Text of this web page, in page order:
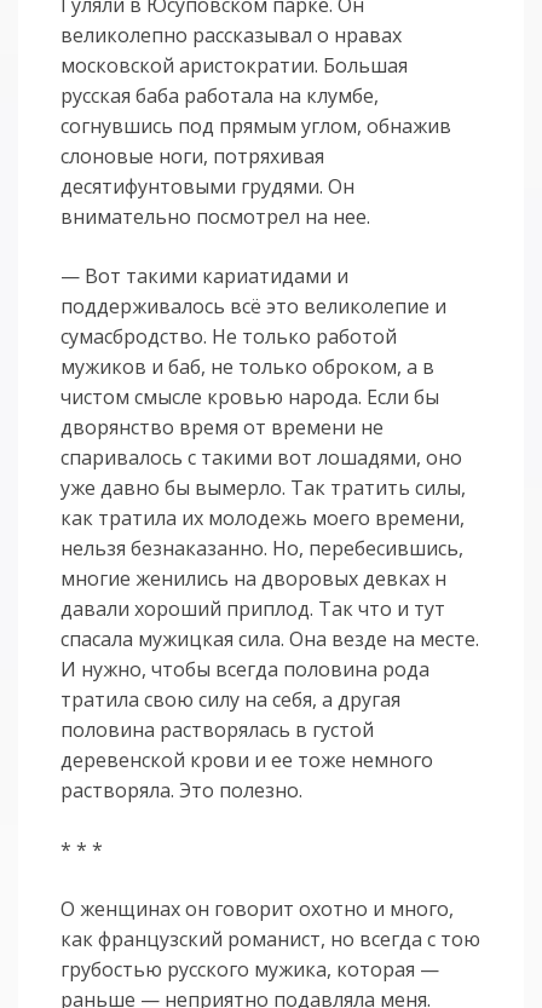
великолепно рассказывал о нравах
московской аристократии. Большая
русская баба работала на клумбе,
согнувшись под прямым углом, обнажив
слоновые ноги, потряхивая
десятифунтовыми грудями. Он
внимательно посмотрел на нее.
— Вот такими кариатидами и
поддерживалось всё это великолепие и
сумасбродство. Не только работой
мужиков и баб, не только оброком, а в
чистом смысле кровью народа. Если бы
дворянство время от времени не
спаривалось с такими вот лошадями, оно
уже давно бы вымерло. Так тратить силы,
как тратила их молодежь моего времени,
нельзя безнаказанно. Но, перебесившись,
многие женились на дворовых девках н
давали хороший приплод. Так что и тут
спасала мужицкая сила. Она везде на месте.
И нужно, чтобы всегда половина рода
тратила свою силу на себя, а другая
половина растворялась в густой
деревенской крови и ее тоже немного
растворяла. Это полезно.
* * *
О женщинах он говорит охотно и много,
как французский романист, но всегда с тою
грубостью русского мужика, которая —
раньше — неприятно подавляла меня.